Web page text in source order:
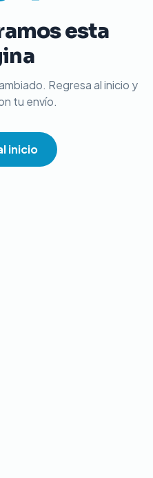
esta
Regresa al inicio y
tu envío.
inicio